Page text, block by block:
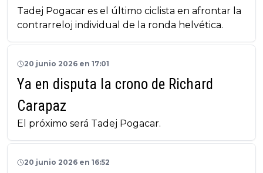
Tadej Pogacar es el último ciclista en afrontar la
contrarreloj individual de la ronda helvética.
20 junio 2026 en 17:01
Ya en disputa la crono de Richard
Carapaz
El próximo será Tadej Pogacar.
20 junio 2026 en 16:52